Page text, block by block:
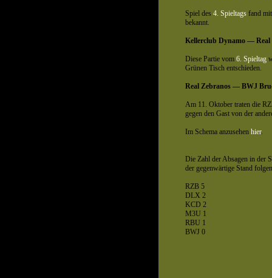
Spiel des 4. Spieltagsfand mit
bekannt.
Kellerclub Dynamo — Real
Diese Partie vom 6. Spieltag
Grünen Tisch entschieden.
Real Zebranos — BWJ
Am 11. Oktober traten die
gegen den Gast von der
Im Schema anzusehen hier.
Die Zahl der Absagen in der
der gegenwärtige Stand
RZB 5
DLX 2
KCD 2
M3U 1
RBU 1
BWJ 0